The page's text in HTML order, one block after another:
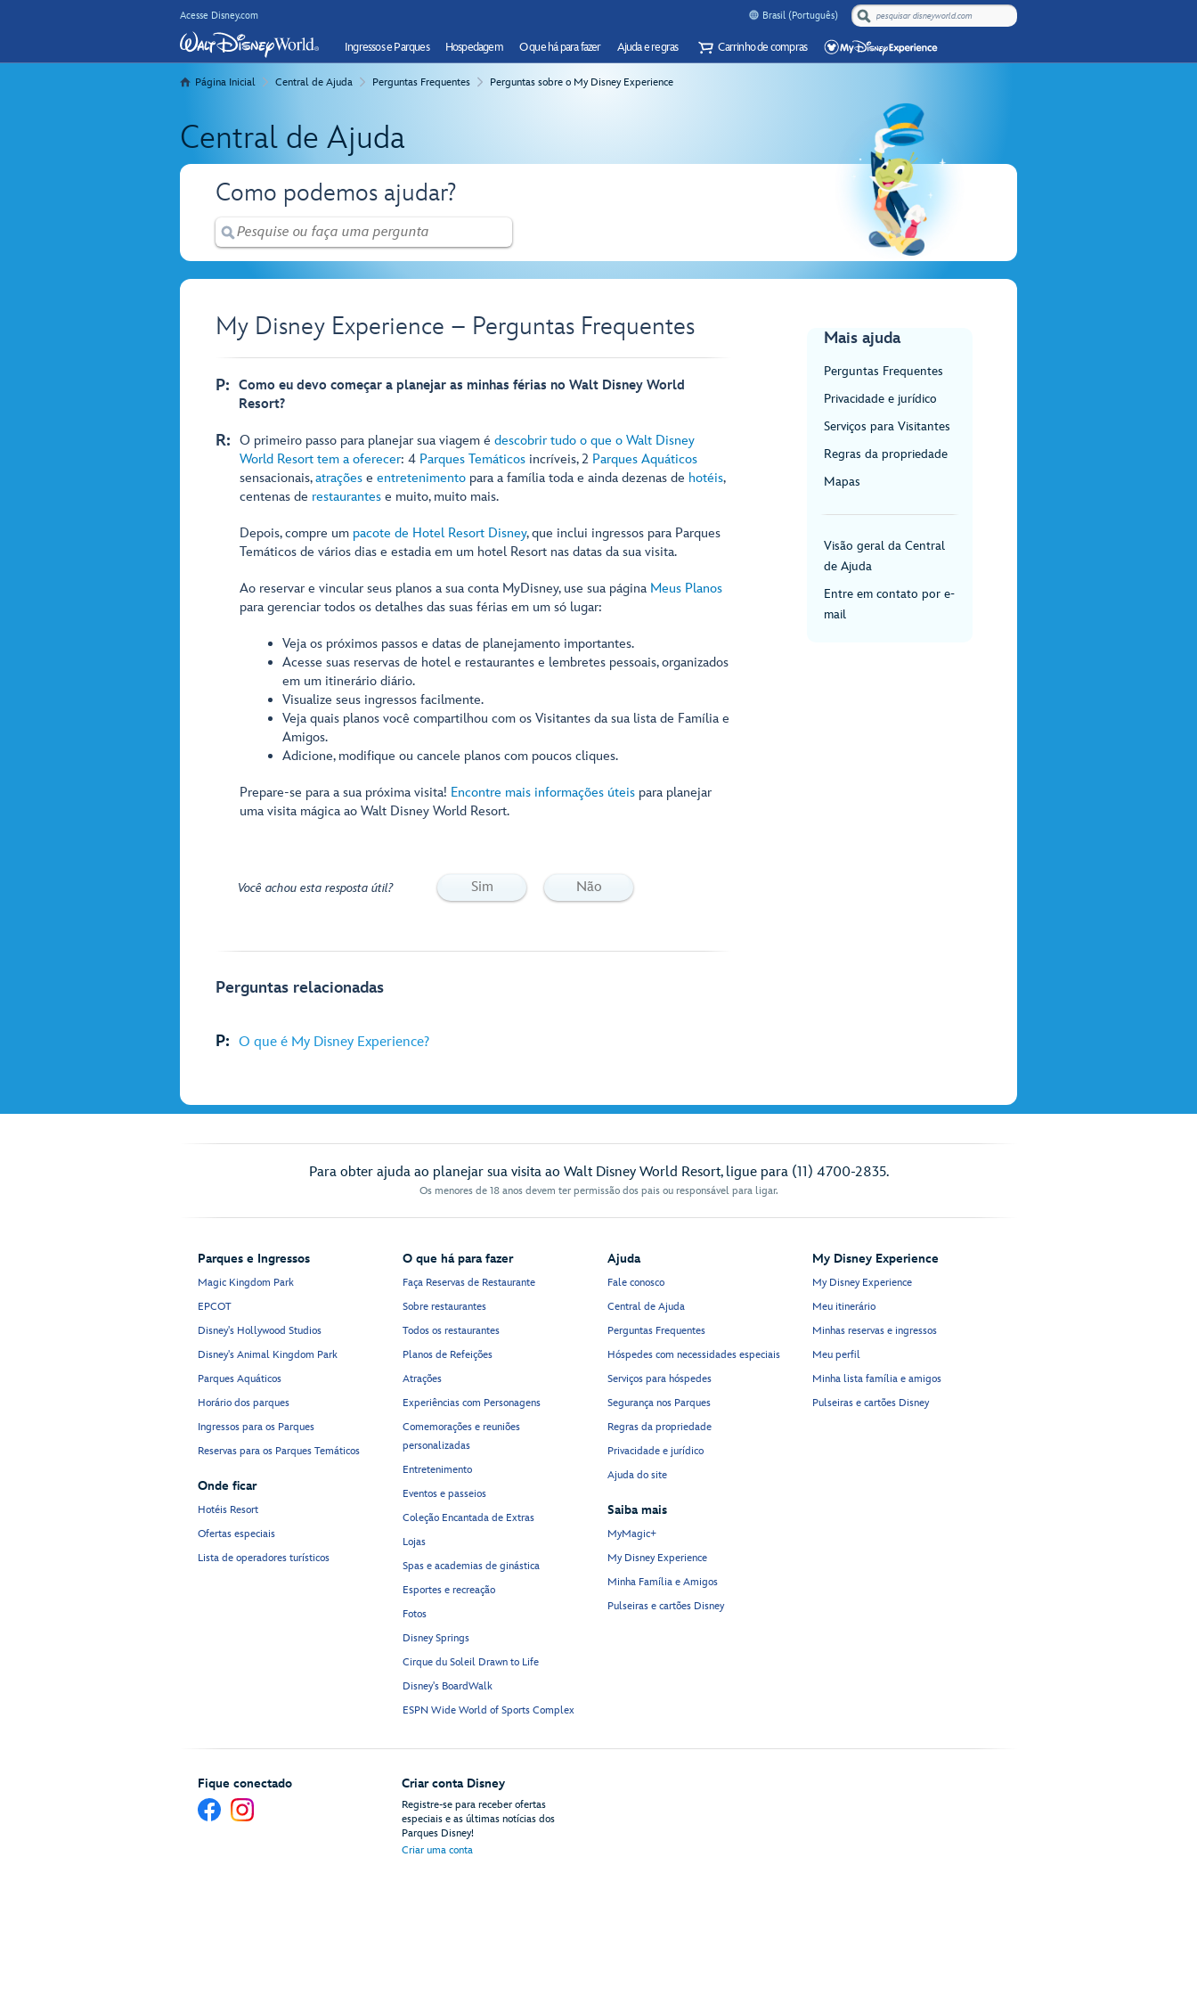
Acesse Disney.com Brasil (Português)
Ingressos e Parques Hospedagem O que há para fazer Ajuda e regras Carrinho de compras
Página Inicial Central de Ajuda Perguntas Frequentes Perguntas sobre o My Disney Experience
Central de Ajuda
Como podemos ajudar?
My Disney Experience – Perguntas Frequentes
P: Como eu devo começar a planejar as minhas férias no Walt Disney World
Resort?
R: O primeiro passo para planejar sua viagem é descobrir tudo o que o Walt Disney
World Resort tem a oferecer: 4 Parques Temáticos incríveis, 2 Parques Aquáticos
sensacionais,atrações e entretenimento para a família toda e ainda dezenas de hotéis,
centenas de restaurantes e muito, muito mais.
Depois, compre um pacote de Hotel Resort Disney, que inclui ingressos para Parques
Temáticos de vários dias e estadia em um hotel Resort nas datas da sua visita.
Ao reservar e vincular seus planos a sua conta MyDisney, use sua página Meus Planos
para gerenciar todos os detalhes das suas férias em um só lugar:
Veja os próximos passos e datas de planejamento importantes.
Acesse suas reservas de hotel e restaurantes e lembretes pessoais, organizados
em um itinerário diário.
Visualize seus ingressos facilmente.
Veja quais planos você compartilhou com os Visitantes da sua lista de Família e
Amigos.
Adicione, modifique ou cancele planos com poucos cliques.
Prepare-se para a sua próxima visita! Encontre mais informações úteis para planejar
uma visita mágica ao Walt Disney World Resort.
Você achou esta resposta útil? Sim Não
Perguntas relacionadas
P: O que é My Disney Experience?
Mais ajuda
Perguntas Frequentes
Privacidade e jurídico
Serviços para Visitantes
Regras da propriedade
Mapas
Visão geral da Central
de Ajuda
Entre em contato por e-
mail
Para obter ajuda ao planejar sua visita ao Walt Disney World Resort, ligue para (11) 4700-2835.
Os menores de 18 anos devem ter permissão dos pais ou responsável para ligar.
Parques e Ingressos
Magic Kingdom Park
EPCOT
Disney's Hollywood Studios
Disney's Animal Kingdom Park
Parques Aquáticos
Horário dos parques
Ingressos para os Parques
Reservas para os Parques Temáticos
Onde ficar
Hotéis Resort
Ofertas especiais
Lista de operadores turísticos
O que há para fazer
Faça Reservas de Restaurante
Sobre restaurantes
Todos os restaurantes
Planos de Refeições
Atrações
Experiências com Personagens
Comemorações e reuniões
personalizadas
Entretenimento
Eventos e passeios
Coleção Encantada de Extras
Lojas
Spas e academias de ginástica
Esportes e recreação
Fotos
Disney Springs
Cirque du Soleil Drawn to Life
Disney's BoardWalk
ESPN Wide World of Sports Complex
Ajuda
Fale conosco
Central de Ajuda
Perguntas Frequentes
Hóspedes com necessidades especiais
Serviços para hóspedes
Segurança nos Parques
Regras da propriedade
Privacidade e jurídico
Ajuda do site
Saiba mais
MyMagic+
My Disney Experience
Minha Família e Amigos
Pulseiras e cartões Disney
My Disney Experience
My Disney Experience
Meu itinerário
Minhas reservas e ingressos
Meu perfil
Minha lista família e amigos
Pulseiras e cartões Disney
Fique conectado Criar conta Disney
Registre-se para receber ofertas
especiais e as últimas notícias dos
Parques Disney!
Criar uma conta